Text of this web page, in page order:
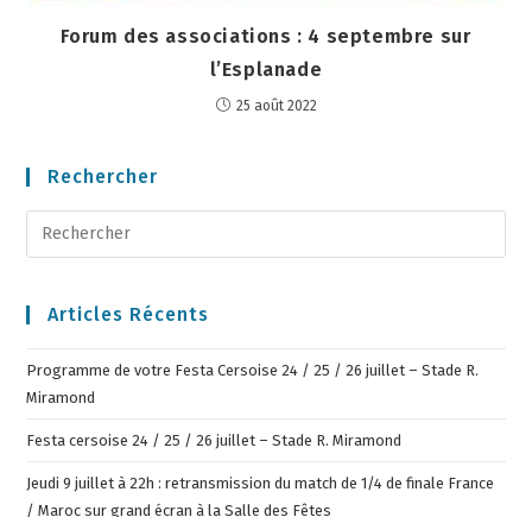
Forum des associations : 4 septembre sur
l’Esplanade
25 août 2022
Rechercher
Articles Récents
Programme de votre Festa Cersoise 24 / 25 / 26 juillet – Stade R.
Miramond
Festa cersoise 24 / 25 / 26 juillet – Stade R. Miramond
Jeudi 9 juillet à 22h : retransmission du match de 1/4 de finale France
/ Maroc sur grand écran à la Salle des Fêtes